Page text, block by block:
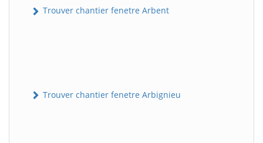
Trouver chantier fenetre Arbent
Trouver chantier fenetre Arbignieu